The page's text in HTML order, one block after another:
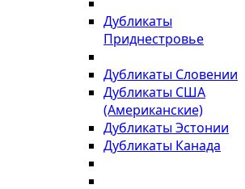
Дубликаты
Приднестровье
Дубликаты Словении
Дубликаты США
(Американские)
Дубликаты Эстонии
Дубликаты Канада